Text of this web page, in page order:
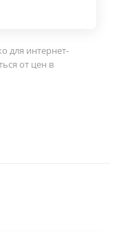
для интернет-
от цен в